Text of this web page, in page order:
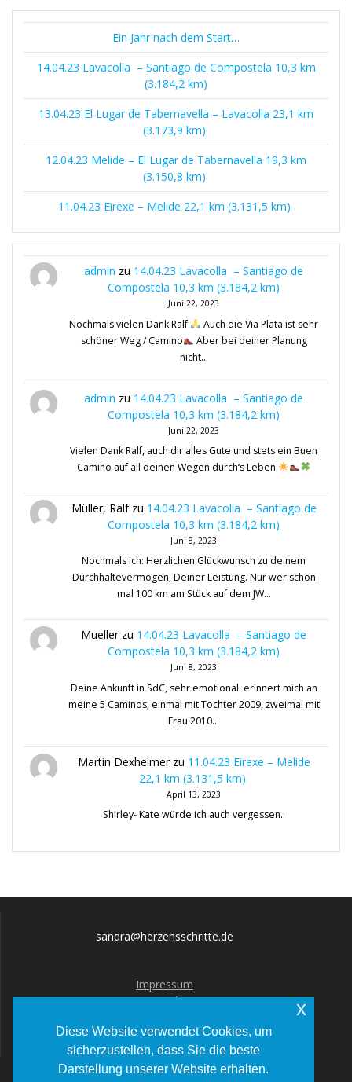
Ein Jahr nach dem Start…
14.04.23 Lavacolla – Santiago de Compostela 10,3 km
(3.184,2 km)
13.04.23 El Lugar de Tabernavella – Lavacolla 23,1 km
(3.173,9 km)
12.04.23 Melide – El Lugar de Tabernavella 19,3 km
(3.150,8 km)
11.04.23 Eirexe – Melide 22,1 km (3.131,5 km)
admin zu 14.04.23 Lavacolla – Santiago de
Compostela 10,3 km (3.184,2 km)
Juni 22, 2023
Nochmals vielen Dank Ralf
Auch die Via Plata ist sehr
schöner Weg / Camino
Aber bei deiner Planung
nicht…
admin zu 14.04.23 Lavacolla – Santiago de
Compostela 10,3 km (3.184,2 km)
Juni 22, 2023
Vielen Dank Ralf, auch dir alles Gute und stets ein Buen
Camino auf all deinen Wegen durch‘s Leben
Müller, Ralfzu 14.04.23 Lavacolla – Santiago de
Compostela 10,3 km (3.184,2 km)
Juni 8, 2023
Nochmals ich: Herzlichen Glückwunsch zu deinem
Durchhaltevermögen, Deiner Leistung. Nur wer schon
mal 100 km am Stück auf dem JW…
Muellerzu 14.04.23 Lavacolla – Santiago de
Compostela 10,3 km (3.184,2 km)
Juni 8, 2023
Deine Ankunft in SdC, sehr emotional. erinnert mich an
meine 5 Caminos, einmal mit Tochter 2009, zweimal mit
Frau 2010…
Martin Dexheimerzu 11.04.23 Eirexe – Melide
22,1 km (3.131,5 km)
April 13, 2023
Shirley- Kate würde ich auch vergessen..
sandra@herzensschritte.de
Impressum
Datenschutz
Diese Website verwendet Cookies, um
sicherzustellen, dass Sie die beste
Darstellung unserer Website erhalten.
x